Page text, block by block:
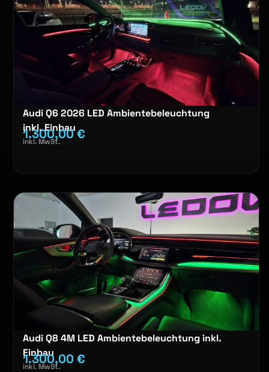
Audi Q6 2026 LED Ambientebeleuchtung
inkl. Einbau
1.300,00€
inkl. MwSt.
Audi Q8 4M LED Ambientebeleuchtung inkl.
Einbau
1.300,00€
inkl. MwSt.